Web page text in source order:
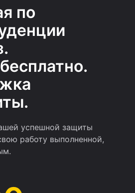
по
успешной защиты
работу выполненной,